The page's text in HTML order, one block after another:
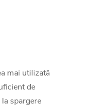
mai utilizată
de
spargere